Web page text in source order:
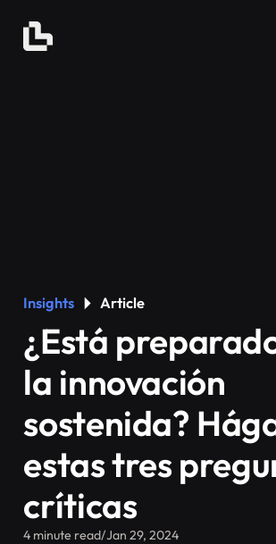
Insights Article
¿Está
la innovación
sostenida?
estas tres
críticas
4 minute read/Jan 29, 2024